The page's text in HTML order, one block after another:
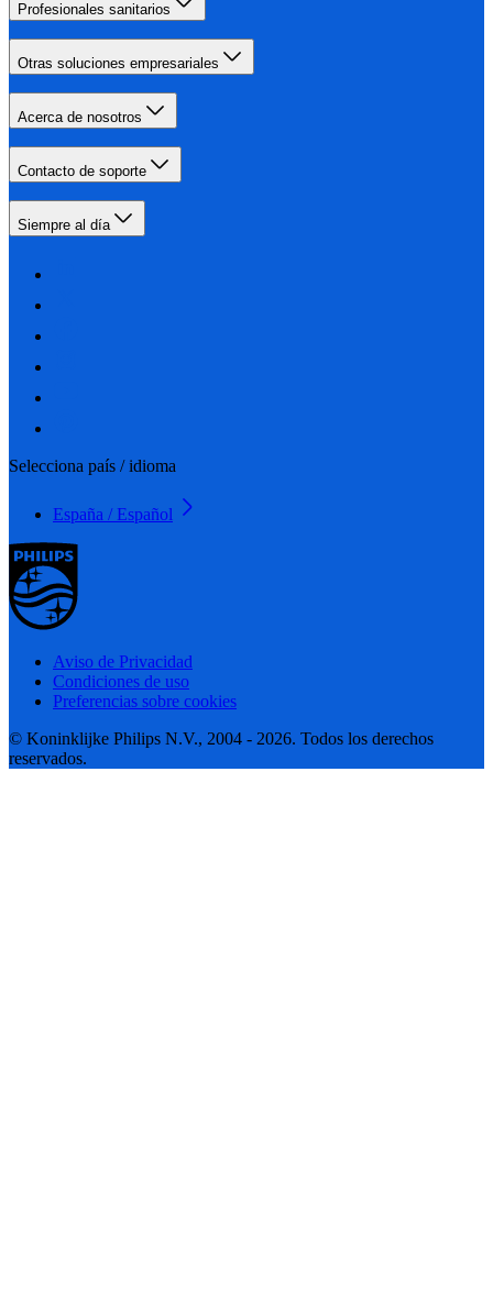
Profesionales sanitarios
Otras soluciones empresariales
Acerca de nosotros
Contacto de soporte
Siempre al día
Selecciona país / idioma
España / Español
Aviso de Privacidad
Condiciones de uso
Preferencias sobre cookies
© Koninklijke Philips N.V., 2004 - 2026. Todos los derechos
reservados.